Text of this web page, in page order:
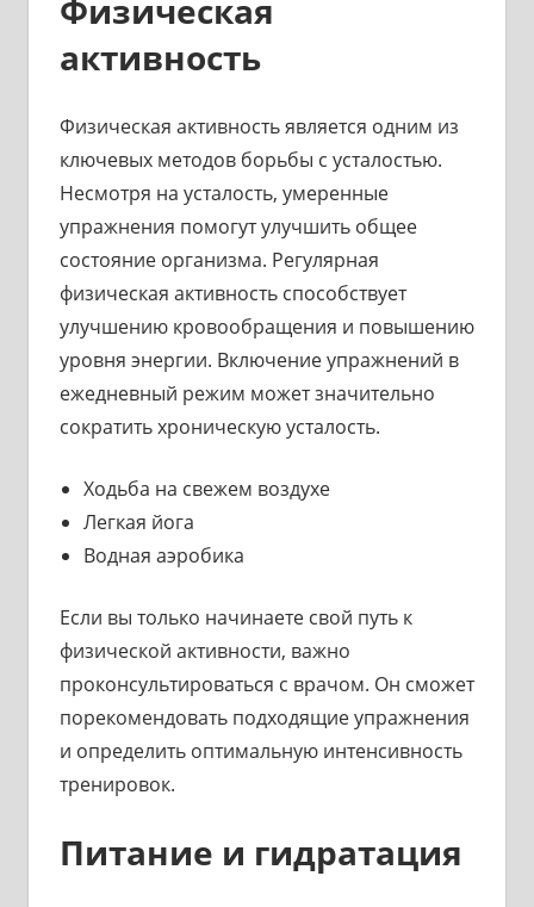
Физическая
активность
Физическая активность является одним из
ключевых методов борьбы с усталостью.
Несмотря на усталость, умеренные
упражнения помогут улучшить общее
состояние организма. Регулярная
физическая активность способствует
улучшению кровообращения и повышению
уровня энергии. Включение упражнений в
ежедневный режим может значительно
сократить хроническую усталость.
Ходьба на свежем воздухе
Легкая йога
Водная аэробика
Если вы только начинаете свой путь к
физической активности, важно
проконсультироваться с врачом. Он сможет
порекомендовать подходящие упражнения
и определить оптимальную интенсивность
тренировок.
Питание и гидратация